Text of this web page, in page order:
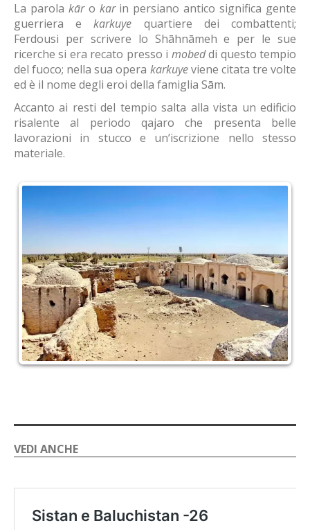
La parola kār o kar in persiano antico significa gente
guerriera ekarkuye quartiere dei combattenti;
Ferdousi per scrivere lo Shāhnāmeh e per le sue
ricerche si era recato presso i mobeddi questo tempio
del fuoco; nella sua opera karkuyeviene citata tre volte
ed è il nome degli eroi della famiglia Sām.
Accanto ai resti del tempio salta alla vista un edificio
risalente al periodo qajaro che presenta belle
lavorazioni in stucco e un’iscrizione nello stesso
materiale.
VEDI ANCHE